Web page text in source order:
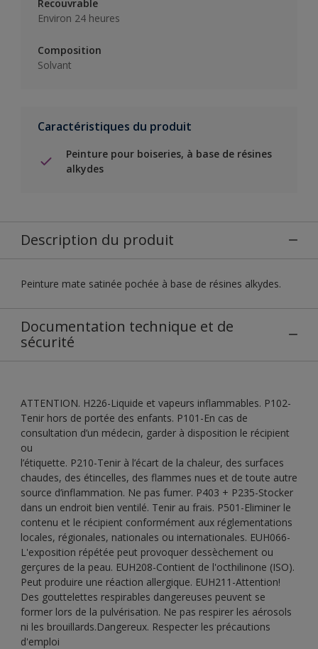
Recouvrable
Environ 24 heures
Composition
Solvant
Caractéristiques du produit
Peinture pour boiseries, à base de résines
alkydes
Description du produit
Peinture mate satinée pochée à base de résines alkydes.
Documentation technique et de
sécurité
ATTENTION. H226-Liquide et vapeurs inflammables. P102-
Tenir hors de portée des enfants. P101-En cas de
consultation d’un médecin, garder à disposition le récipient
ou
l’étiquette. P210-Tenir à l’écart de la chaleur, des surfaces
chaudes, des étincelles, des flammes nues et de toute autre
source d’inflammation. Ne pas fumer. P403 + P235-Stocker
dans un endroit bien ventilé. Tenir au frais. P501-Eliminer le
contenu et le récipient conformément aux réglementations
locales, régionales, nationales ou internationales. EUH066-
L'exposition répétée peut provoquer dessèchement ou
gerçures de la peau. EUH208-Contient de l'octhilinone (ISO).
Peut produire une réaction allergique. EUH211-Attention!
Des gouttelettes respirables dangereuses peuvent se
former lors de la pulvérisation. Ne pas respirer les aérosols
ni les brouillards.Dangereux. Respecter les précautions
d'emploi